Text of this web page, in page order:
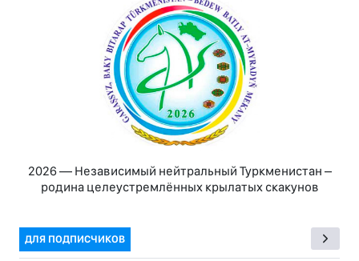
2026 — Независимый нейтральный Туркменистан –
родина целеустремлённых крылатых скакунов
ДЛЯ ПОДПИСЧИКОВ